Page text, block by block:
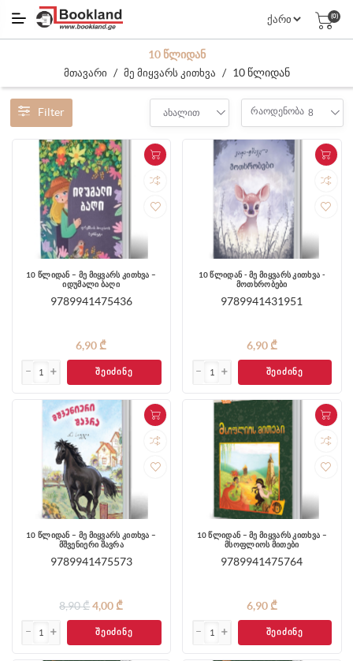
(0)
10 ᲬᲚᲘᲓᲐᲜ
მთავარი / მე მიყვარს კითხვა / 10 წლიდან
Filter ახალით რაოდენობა 8
10 წლიდან – მე მიყვარს კითხვა –
იდუმალი ბაღი
9789941475436
6,90 ₾
ᲨᲔᲘᲫᲘᲜᲔ
10 წლიდან - მე მიყვარს კითხვა -
მოთხრობები
9789941431951
6,90 ₾
ᲨᲔᲘᲫᲘᲜᲔ
10 წლიდან – მე მიყვარს კითხვა –
მშვენიერი შავრა
9789941475573
8,90 ₾ 4,00 ₾
ᲨᲔᲘᲫᲘᲜᲔ
10 წლიდან – მე მიყვარს კითხვა –
მსოფლიოს მითები
9789941475764
6,90 ₾
ᲨᲔᲘᲫᲘᲜᲔ